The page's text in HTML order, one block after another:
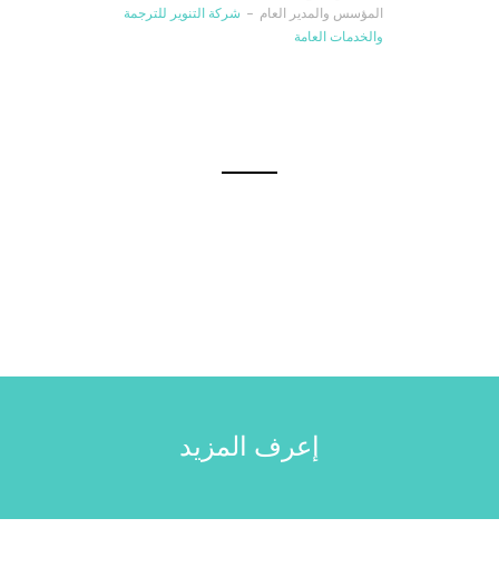
المؤسس والمدير العام – شركة التنوير للترجمة
والخدمات العامة
إعرف المزيد